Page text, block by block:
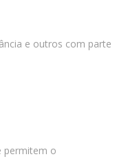
e outros com parte
permitem o